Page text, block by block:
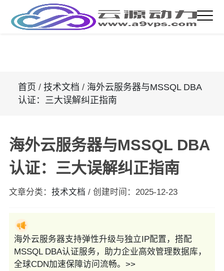
首页 / 技术文档 / 海外云服务器与MSSQL DBA
认证：三大误解纠正指南
海外云服务器与MSSQL DBA
认证：三大误解纠正指南
文章分类： 技术文档 / 创建时间： 2025-12-23
海外云服务器支持弹性升级与独立IP配置，搭配
MSSQL DBA认证服务，助力企业高效管理数据库，
全球CDN加速保障访问流畅。>>